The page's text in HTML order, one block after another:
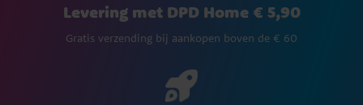
Levering met DPD Home € 5,90
Gratis verzending bij aankopen boven de € 60